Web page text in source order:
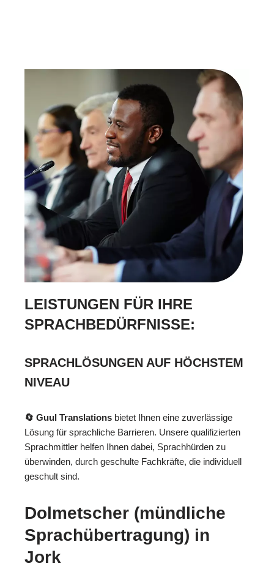
LEISTUNGEN FÜR IHRE
SPRACHBEDÜRFNISSE:
SPRACHLÖSUNGEN AUF HÖCHSTEM
NIVEAU
🔄 Guul Translations bietet Ihnen eine zuverlässige
Lösung für sprachliche Barrieren. Unsere qualifizierten
Sprachmittler helfen Ihnen dabei, Sprachhürden zu
überwinden, durch geschulte Fachkräfte, die individuell
geschult sind.
Dolmetscher (mündliche
Sprachübertragung) in
Jork